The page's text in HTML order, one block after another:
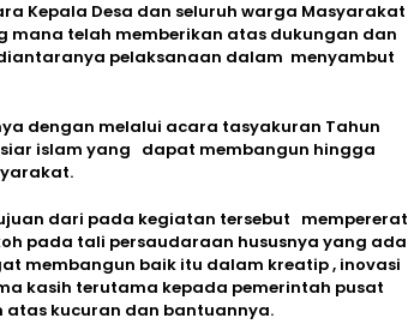
Kepala Desa dan seluruh warga Masyarakat
mana telah memberikan atas dukungan dan
pelaksanaan dalam menyambut
dengan melalui acara tasyakuran Tahun
islam yang dapat membangun hingga
dari pada kegiatan tersebut mempererat
pada tali persaudaraan hususnya yang ada
membangun baik itu dalam kreatip , inovasi
kasih terutama kepada pemerintah pusat
kucuran dan bantuannya.